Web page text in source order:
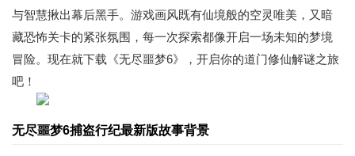
与智慧揪出幕后黑手。游戏画风既有仙境般的空灵唯美，又暗
藏恐怖关卡的紧张氛围，每一次探索都像开启一场未知的梦境
冒险。现在就下载《无尽噩梦6》，开启你的道门修仙解谜之旅
吧！
无尽噩梦6捕盗行纪最新版故事背景